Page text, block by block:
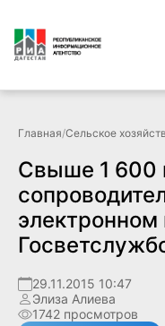
Главная/Сельское
Свыше 1 600
29.11.2015 10:47
Элиза Алиева
1742 просмотров